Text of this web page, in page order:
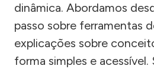
dinâmica. Abordamos
passo sobre ferramentas
explicações sobre
forma simples e acessível.